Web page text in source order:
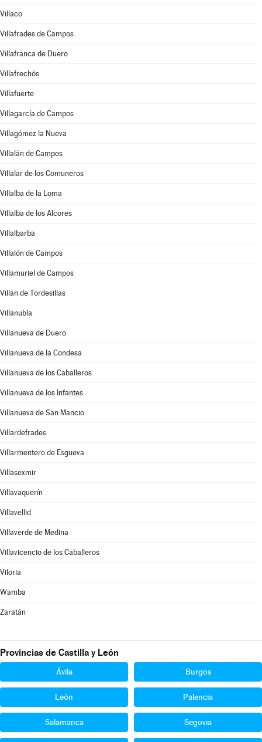
Villaco
Villafrades de Campos
Villafranca de Duero
Villafrechós
Villafuerte
Villagarcía de Campos
Villagómez la Nueva
Villalán de Campos
Villalar de los Comuneros
Villalba de la Loma
Villalba de los Alcores
Villalbarba
Villalón de Campos
Villamuriel de Campos
Villán de Tordesillas
Villanubla
Villanueva de Duero
Villanueva de la Condesa
Villanueva de los Caballeros
Villanueva de los Infantes
Villanueva de San Mancio
Villardefrades
Villarmentero de Esgueva
Villasexmir
Villavaquerín
Villavellid
Villaverde de Medina
Villavicencio de los Caballeros
Viloria
Wamba
Zaratán
Provincias de Castilla y León
Ávila Burgos
León Palencia
Salamanca Segovia